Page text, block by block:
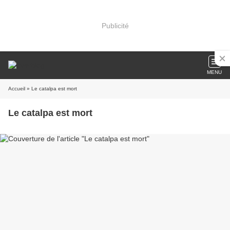
Publicité
MENU
Accueil » Le catalpa est mort
Le catalpa est mort